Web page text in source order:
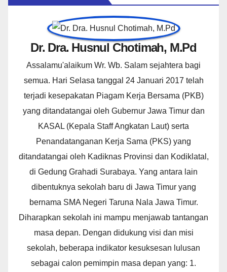
Dr. Dra. Husnul Chotimah, M.Pd
Assalamu'alaikum Wr. Wb. Salam sejahtera bagi
semua. Hari Selasa tanggal 24 Januari 2017 telah
terjadi kesepakatan Piagam Kerja Bersama (PKB)
yang ditandatangai oleh Gubernur Jawa Timur dan
KASAL (Kepala Staff Angkatan Laut) serta
Penandatanganan Kerja Sama (PKS) yang
ditandatangai oleh Kadiknas Provinsi dan Kodiklatal,
di Gedung Grahadi Surabaya. Yang antara lain
dibentuknya sekolah baru di Jawa Timur yang
bernama SMA Negeri Taruna Nala Jawa Timur.
Diharapkan sekolah ini mampu menjawab tantangan
masa depan. Dengan didukung visi dan misi
sekolah, beberapa indikator kesuksesan lulusan
sebagai calon pemimpin masa depan yang: 1.